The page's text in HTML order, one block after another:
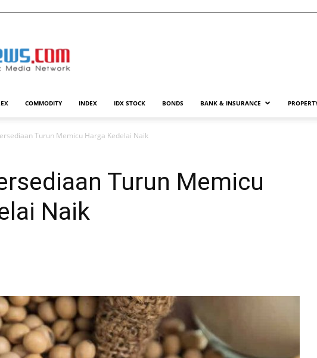
COMMODITY INDEX IDX STOCK BONDS BANK & INSURANCE
Turun Memicu Harga Kedelai Naik
Turun Memicu
Naik